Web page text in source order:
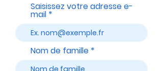
Saisissez votre adresse e-
mail
Nom de famille